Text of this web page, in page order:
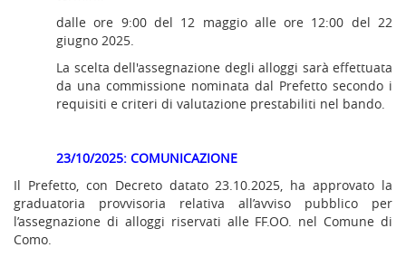
dalle ore 9:00 del 12 maggio alle ore 12:00 del 22
giugno 2025.
La scelta dell'assegnazione degli alloggi sarà effettuata
da una commissione nominata dal Prefetto secondo i
requisiti e criteri di valutazione prestabiliti nel bando.
23/10/2025: COMUNICAZIONE
Il Prefetto, con Decreto datato 23.10.2025, ha approvato la
graduatoria provvisoria relativa all’avviso pubblico per
l’assegnazione di alloggi riservati alle FF.OO. nel Comune di
Como.